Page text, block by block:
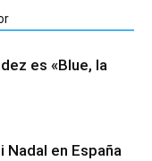
es «Blue, la
Nadal en España